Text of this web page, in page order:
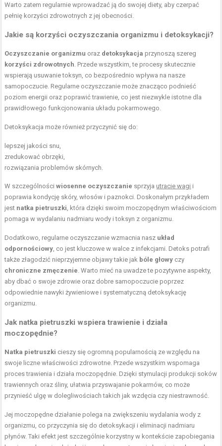
Warto zatem regularnie wprowadzać ją do swojej diety, aby czerpać
pełnię korzyści zdrowotnych z jej obecności.
Jakie są korzyści oczyszczania organizmu i detoksykacji?
Oczyszczanie organizmu oraz detoksykacja przynoszą szereg
korzyści zdrowotnych . Przede wszystkim, te procesy skutecznie
wspierają usuwanie toksyn, co bezpośrednio wpływa na nasze
samopoczucie. Regularne oczyszczanie może znacząco podnieść
poziom energii oraz poprawić trawienie, co jest niezwykle istotne dla
prawidłowego funkcjonowania układu pokarmowego.
Detoksykacja może również przyczynić się do:
lepszej jakości snu,
zredukować obrzęki,
rozwiązania problemów skórnych.
W szczególnościwiosenne oczyszczanie sprzyja utracie wagi i
poprawia kondycję skóry, włosów i paznokci. Doskonałym przykładem
jest natka pietruszki , która dzięki swoim moczopędnym właściwościom
pomaga w wydalaniu nadmiaru wody i toksyn z organizmu.
Dodatkowo, regularne oczyszczanie wzmacnia nasz układ
odpornościowy , co jest kluczowe w walce z infekcjami. Detoks potrafi
także złagodzić nieprzyjemne objawy takie jak bóle głowy czy
chroniczne zmęczenie . Warto mieć na uwadze te pozytywne aspekty,
aby dbać o swoje zdrowie oraz dobre samopoczucie poprzez
odpowiednie nawyki żywieniowe i systematyczną detoksykację
organizmu.
Jak natka pietruszki wspiera trawienie i działa
moczopędnie?
Natka pietruszki cieszy się ogromną popularnością ze względu na
swoje liczne właściwości zdrowotne. Przede wszystkim wspomaga
proces trawienia i działa moczopędnie. Dzięki stymulacji produkcji soków
trawiennych oraz śliny, ułatwia przyswajanie pokarmów, co może
przynieść ulgę w dolegliwościach takich jak wzdęcia czy niestrawność.
Jej moczopędne działanie polega na zwiększeniu wydalania wody z
organizmu, co przyczynia się do detoksykacji i eliminacji nadmiaru
płynów. Taki efekt jest szczególnie korzystny w kontekście zapobiegania